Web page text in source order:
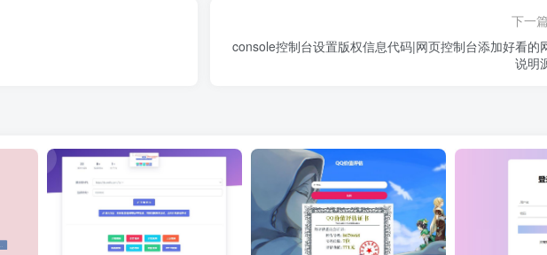
下一
console控制台设置版权信息代码|网页控制台添加好看的
说明